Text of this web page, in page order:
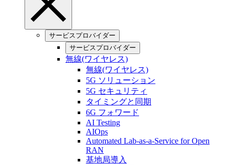
サービスプロバイダー
サービスプロバイダー
無線(ワイヤレス)
無線(ワイヤレス)
5G ソリューション
5G セキュリティ
タイミングと同期
6G フォワード
AI Testing
AIOps
Automated Lab-as-a-Service for Open
RAN
基地局導入